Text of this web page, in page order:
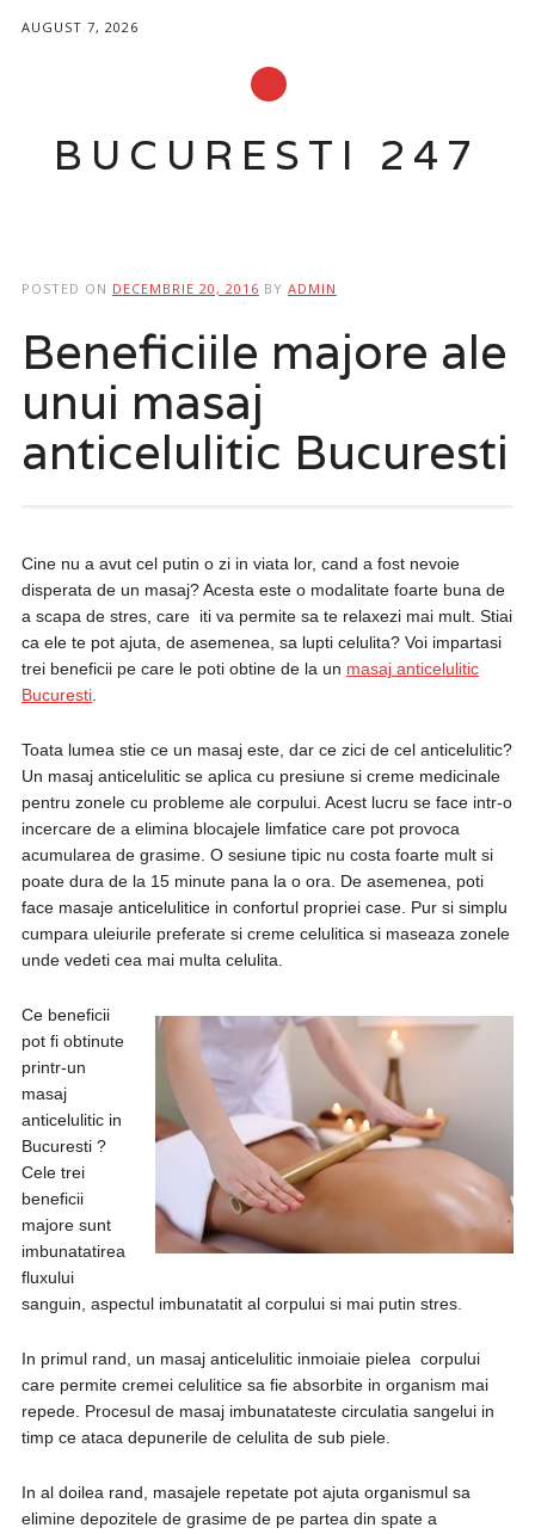
AUGUST 7, 2026
BUCURESTI 247
POSTED ON DECEMBRIE 20, 2016 BY ADMIN
Beneficiile majore ale
unui masaj
anticelulitic Bucuresti
Cine nu a avut cel putin o zi in viata lor, cand a fost nevoie
disperata de un masaj? Acesta este o modalitate foarte buna de
a scapa de stres, care iti va permite sa te relaxezi mai mult. Stiai
ca ele te pot ajuta, de asemenea, sa lupti celulita? Voi impartasi
trei beneficii pe care le poti obtine de la un masaj anticelulitic
Bucuresti.
Toata lumea stie ce un masaj este, dar ce zici de cel anticelulitic?
Un masaj anticelulitic se aplica cu presiune si creme medicinale
pentru zonele cu probleme ale corpului. Acest lucru se face intr-o
incercare de a elimina blocajele limfatice care pot provoca
acumularea de grasime. O sesiune tipic nu costa foarte mult si
poate dura de la 15 minute pana la o ora. De asemenea, poti
face masaje anticelulitice in confortul propriei case. Pur si simplu
cumpara uleiurile preferate si creme celulitica si maseaza zonele
unde vedeti cea mai multa celulita.
Ce beneficii
pot fi obtinute
printr-un
masaj
anticelulitic in
Bucuresti ?
Cele trei
beneficii
majore sunt
imbunatatirea
fluxului
sanguin, aspectul imbunatatit al corpului si mai putin stres.
In primul rand, un masaj anticelulitic inmoiaie pielea corpului
care permite cremei celulitice sa fie absorbite in organism mai
repede. Procesul de masaj imbunatateste circulatia sangelui in
timp ce ataca depunerile de celulita de sub piele.
In al doilea rand, masajele repetate pot ajuta organismul sa
elimine depozitele de grasime de pe partea din spate a